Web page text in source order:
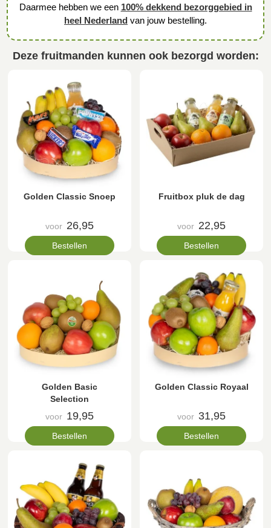
Daarmee hebben we een 100% dekkend bezorggebied in
heel Nederland van jouw bestelling.
Deze fruitmanden kunnen ook bezorgd worden:
Golden Classic Snoep
voor 26,95
Bestellen
Fruitbox pluk de dag
voor 22,95
Bestellen
Golden Basic
Selection
voor 19,95
Bestellen
Golden Classic Royaal
voor 31,95
Bestellen